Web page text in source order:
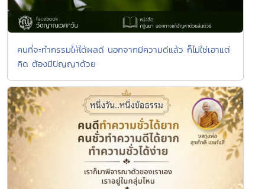
คนที่จะทำกรรมให้ได้ผลดี นอกจากมีความดีแล้ว ก็ไม่ใช่เอาแต่
คิด ต้องมีปัญญาด้วย